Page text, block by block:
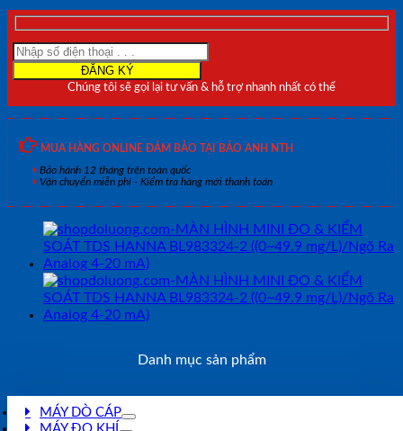
&
KIỂM
SOÁT
TDS
HANNA
BL983319-
mg/L)/Ngõ
Analog
mA)
lượng
Chúng tôi sẽ gọi lại tư vấn & hỗ trợ nhanh nhất có thể
MUA HÀNG ONLINE ĐẢM BẢO TẠI BẢO ANH NTH
Bảo hành 12 tháng trên toàn quốc
Vận chuyển miễn phí - Kiểm tra hàng mới thanh toán
Danh mục sản phẩm
MÁY DÒ CÁP